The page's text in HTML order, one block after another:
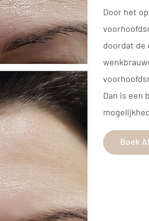
Door het
doordat de
Dan is een
Boek